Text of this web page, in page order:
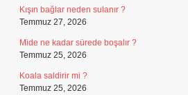
Kışın bağlar neden sulanır ?
Temmuz 27, 2026
Mide ne kadar sürede boşalır ?
Temmuz 25, 2026
Koala saldirir mi ?
Temmuz 25, 2026